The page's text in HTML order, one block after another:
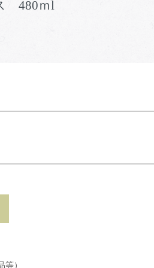
480ｍl
）